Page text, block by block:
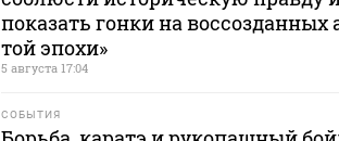
показать гонки на воссозданных
той эпохи»
5 августа 17:04
СОБЫТИЯ